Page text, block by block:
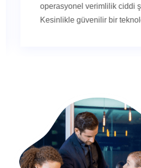
operasyonel verimlilik ciddi
Kesinlikle güvenilir bir teknoloji